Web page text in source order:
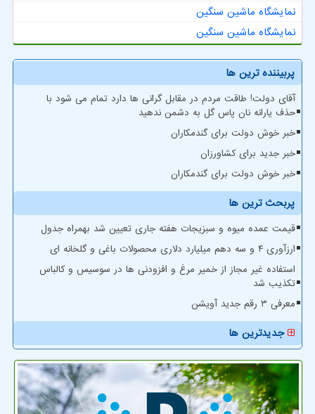
نمایشگاه ماشین سنگین
نمایشگاه ماشین سنگین
پربیننده ترین ها
آقای دولت! طاقت مردم در مقابل گرانی ها دارد تمام می شود با
حذف یارانه نان پاس گل به دشمن ندهید
خبر خوش دولت برای گندمکاران
خبر جدید برای کشاورزان
خبر خوش دولت برای گندمکاران
پربحث ترین ها
قیمت عمده میوه و سبزیجات هفته جاری تعیین شد بهمراه جدول
ارزآوری ۴ و سه دهم میلیارد دلاری محصولات باغی و گلخانه ای
استفاده غیر مجاز از خمیر مرغ و افزودنی ها در سوسیس و کالباس
تکذیب شد
معرفی ۳ رقم جدید آویشن
جدیدترین ها